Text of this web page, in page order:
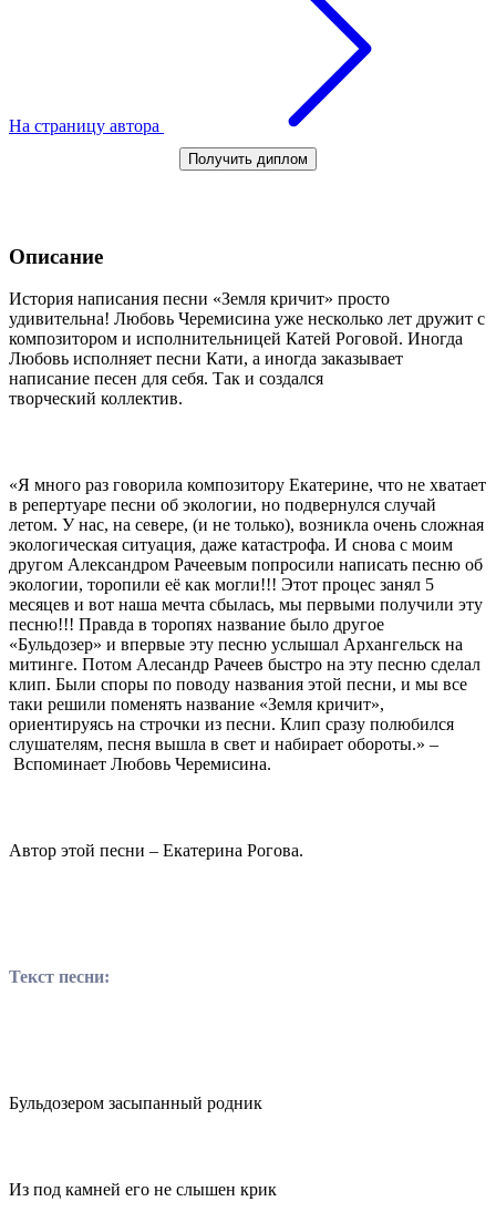
На страницу автора
Получить диплом
Описание
История написания песни «Земля кричит» просто
удивительна! Любовь Черемисина уже несколько лет дружит с
композитором и исполнительницей Катей Роговой. Иногда
Любовь исполняет песни Кати, а иногда заказывает
написание песен для себя. Так и создался
творческий коллектив.
«Я много раз говорила композитору Екатерине, что не хватает
в репертуаре песни об экологии, но подвернулся случай
летом. У нас, на севере, (и не только), возникла очень сложная
экологическая ситуация, даже катастрофа. И снова с моим
другом Александром Рачеевым попросили написать песню об
экологии, торопили её как могли!!! Этот процес занял 5
месяцев и вот наша мечта сбылась, мы первыми получили эту
песню!!! Правда в торопях название было другое
«Бульдозер» и впервые эту песню услышал Архангельск на
митинге. Потом Алесандр Рачеев быстро на эту песню сделал
клип. Были споры по поводу названия этой песни, и мы все
таки решили поменять название «Земля кричит»,
ориентируясь на строчки из песни. Клип сразу полюбился
слушателям, песня вышла в свет и набирает обороты.» –
Вспоминает Любовь Черемисина.
Автор этой песни – Екатерина Рогова.
Текст песни:
Бульдозером засыпанный родник
Из под камней его не слышен крик